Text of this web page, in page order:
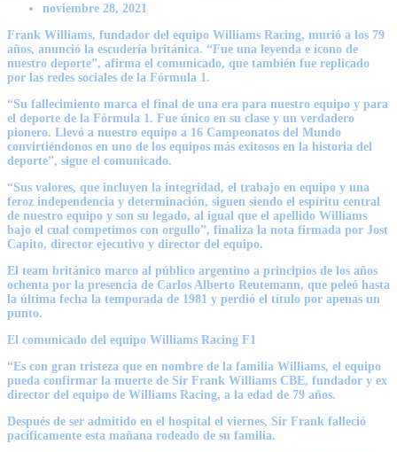
noviembre 28, 2021
Frank Williams, fundador del equipo Williams Racing, murió a los 79
años, anunció la escudería británica. “Fue una leyenda e ícono de
nuestro deporte”, afirma el comunicado, que también fue replicado
por las redes sociales de la Fórmula 1.
“Su fallecimiento marca el final de una era para nuestro equipo y para
el deporte de la Fórmula 1. Fue único en su clase y un verdadero
pionero. Llevó a nuestro equipo a 16 Campeonatos del Mundo
convirtiéndonos en uno de los equipos más exitosos en la historia del
deporte”, sigue el comunicado.
“Sus valores, que incluyen la integridad, el trabajo en equipo y una
feroz independencia y determinación, siguen siendo el espíritu central
de nuestro equipo y son su legado, al igual que el apellido Williams
bajo el cual competimos con orgullo”, finaliza la nota firmada por Jost
Capito, director ejecutivo y director del equipo.
El team británico marco al público argentino a principios de los años
ochenta por la presencia de Carlos Alberto Reutemann, que peleó hasta
la última fecha la temporada de 1981 y perdió el título por apenas un
punto.
El comunicado del equipo Williams Racing F1
“Es con gran tristeza que en nombre de la familia Williams, el equipo
pueda confirmar la muerte de Sir Frank Williams CBE, fundador y ex
director del equipo de Williams Racing, a la edad de 79 años.
Después de ser admitido en el hospital el viernes, Sir Frank falleció
pacíficamente esta mañana rodeado de su familia.